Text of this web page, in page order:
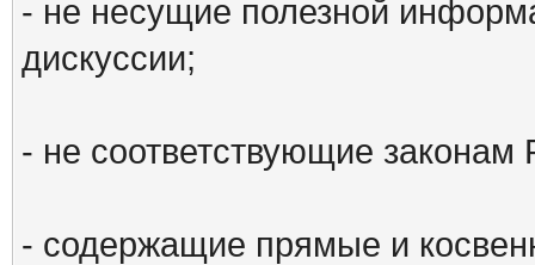
- не несущие полезной
дискуссии;
- не соответствующие законам
- содержащие прямые и